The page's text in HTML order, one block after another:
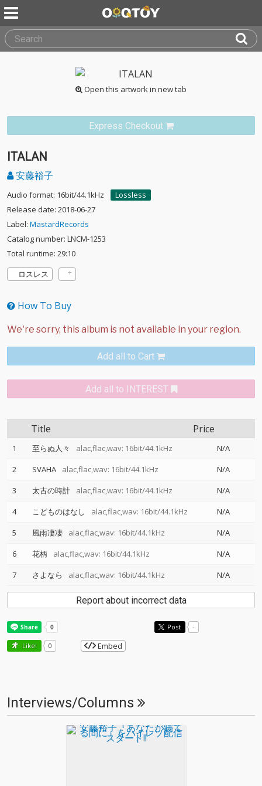
Open this artwork in new tab
Express Checkout
ITALAN
安藤裕子
Audio format: 16bit/44.1kHz
Lossless
Release date: 2018-06-27
Label: MastardRecords
Catalog number: LNCM-1253
Total runtime: 29:10
ロスレス
How To Buy
Add all to Cart
Add all to INTEREST
Title Price
1 至らぬ人々 alac,flac,wav: 16bit/44.1kHz
N/A
2
SVAHA alac,flac,wav: 16bit/44.1kHz
N/A
3
太古の時計 alac,flac,wav: 16bit/44.1kHz
N/A
4
こどものはなし alac,flac,wav: 16bit/44.1kHz
N/A
5
風雨凄凄 alac,flac,wav: 16bit/44.1kHz
N/A
6
花柄 alac,flac,wav: 16bit/44.1kHz
N/A
7
さよなら alac,flac,wav: 16bit/44.1kHz N/A
Report about incorrect data
Post -
Like! 0 Embed
Interviews/Columns